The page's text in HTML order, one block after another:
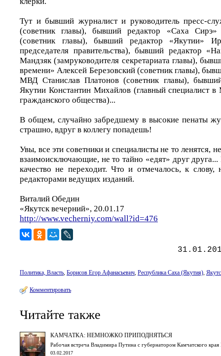
Тут и бывший журналист и руководитель пресс-
(советник главы), бывший редактор «Саха Сирэ»
(советник главы), бывший редактор «Якутии»
председателя правительства), бывший редактор
Мандзяк (замруководителя секретариата главы),
времени» Алексей Березовский (советник главы),
МВД Станислав Платонов (советник главы),
Якутии Константин Михайлов (главный специалист в
гражданского общества)...
В общем, случайно забредшему в высокие пенаты
страшно, вдруг в коллегу попадешь!
Увы, все эти советники и специалисты не то ленятся,
взаимоисключающие, не то тайно «едят» друг друга...
качество не переходит. Что и отмечалось, к слову,
редакторами ведущих изданий.
Виталий Обедин
«Якутск вечерний», 20.01.17
http://www.vecherniy.com/wall?id=476
Политика, Власть, Борисов Егор Афанасьевич, Республика Саха (Якутия),
Комментировать
Читайте также
КАМЧАТКА: НЕМНОЖКО ПРИПОДНЯТЬСЯ
Рабочая встреча Владимира Путина с губернатором Камчатского
03.02.2017